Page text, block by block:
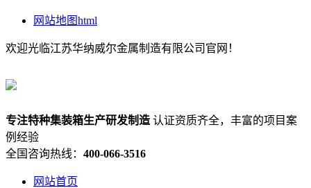
网站地图html
欢迎光临江苏华纳威尔金属制造有限公司官网！
专注特种集装箱生产研发制造 认证资质齐全，丰富的项目案
例经验
全国咨询热线： 400-066-3516
网站首页